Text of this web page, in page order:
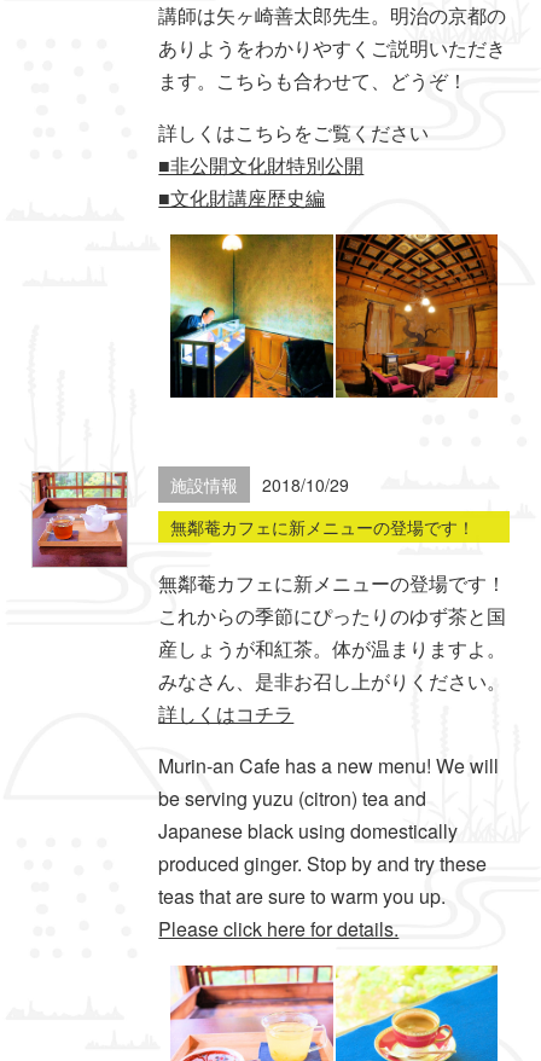
講師は矢ヶ崎善太郎先生。明治の京都の
ありようをわかりやすくご説明いただき
ます。こちらも合わせて、どうぞ！
詳しくはこちらをご覧ください
■非公開文化財特別公開
■文化財講座歴史編
施設情報
2018/10/29
無鄰菴カフェに新メニューの登場です！
無鄰菴カフェに新メニューの登場です！
これからの季節にぴったりのゆず茶と国
産しょうが和紅茶。体が温まりますよ。
みなさん、是非お召し上がりください。
詳しくはコチラ
Murin-an Cafe has a new menu! We will
be serving yuzu (citron) tea and
Japanese black using domestically
produced ginger. Stop by and try these
teas that are sure to warm you up.
Please click here for details.